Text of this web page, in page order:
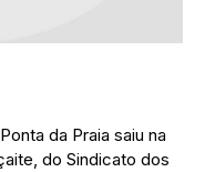
da Praia saiu na
do Sindicato dos